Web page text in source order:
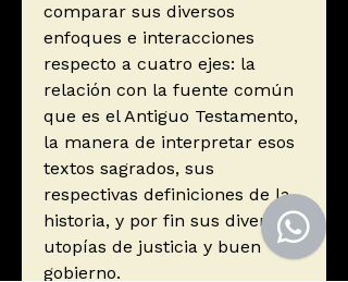
comparar sus diversos
enfoques e interacciones
respecto a cuatro ejes: la
relación con la fuente común
que es el Antiguo Testamento,
la manera de interpretar esos
textos sagrados, sus
respectivas definiciones de la
historia, y por fin sus diversas
utopías de justicia y buen
gobierno.